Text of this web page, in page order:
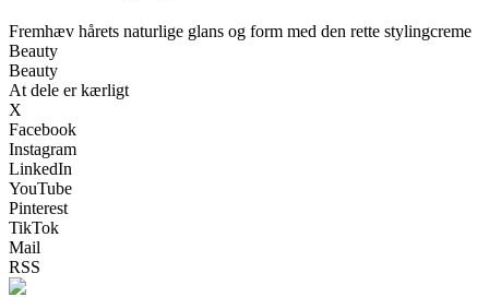
Fremhæv hårets naturlige glans og form med den rette stylingcreme
Beauty
Beauty
At dele er kærligt
X
Facebook
Instagram
LinkedIn
YouTube
Pinterest
TikTok
Mail
RSS